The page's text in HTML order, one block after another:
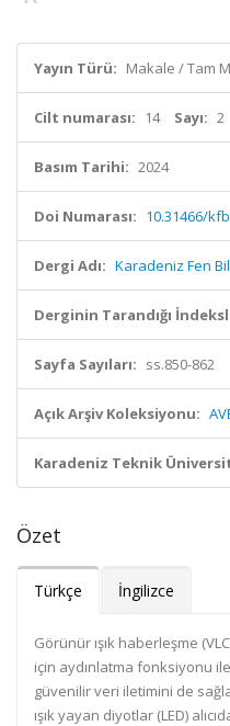
Yayın Türü: Makale / Tam
Cilt numarası: 14 Sayı: 2
Basım Tarihi: 2024
Doi Numarası: 10.31466/
Dergi Adı: Karadeniz Fen
Derginin Tarandığı
Sayfa Sayıları: ss.850-862
Açık Arşiv Koleksiyonu:
Karadeniz Teknik
Özet
Türkçe İngilizce
Görünür ışık haberleşme
için aydınlatma fonksiyonu
güvenilir veri iletimini de
ışık yayan diyotlar (LED)